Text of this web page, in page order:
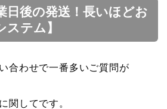
日後の発送！長いほどお
テム】
合わせで一番多いご質問が
関してです。